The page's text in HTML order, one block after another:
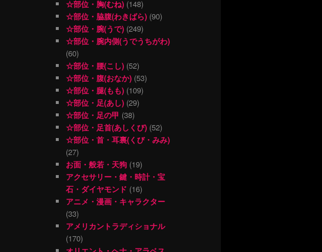
☆部位・胸(むね) (148)
☆部位・脇腹(わきばら) (90)
☆部位・腕(うで) (249)
☆部位・腕内側(うでうちがわ)
(60)
☆部位・腰(こし) (52)
☆部位・腹(おなか) (53)
☆部位・腿(もも) (109)
☆部位・足(あし) (29)
☆部位・足の甲 (38)
☆部位・足首(あしくび) (52)
☆部位・首・耳裏(くび・みみ)
(27)
お面・般若・天狗 (19)
アクセサリー・鍵・時計・宝
石・ダイヤモンド (16)
アニメ・漫画・キャラクター
(33)
アメリカントラディショナル
(170)